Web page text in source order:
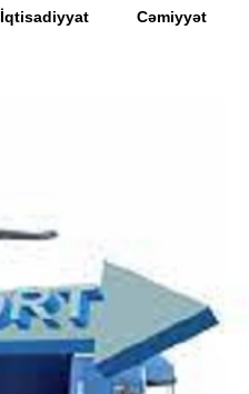
İqtisadiyyat Cəmiyyət